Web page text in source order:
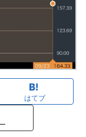
はてブ